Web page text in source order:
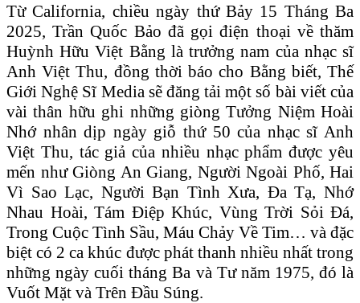
Từ California, chiều ngày thứ Bảy 15 Tháng Ba
2025, Trần Quốc Bảo đã gọi điện thoại về thăm
Huỳnh Hữu Việt Bằng là trưởng nam của nhạc sĩ
Anh Việt Thu, đồng thời báo cho Bằng biết, Thế
Giới Nghệ Sĩ Media sẽ đăng tải một số bài viết của
vài thân hữu ghi những giòng Tưởng Niệm Hoài
Nhớ nhân dịp ngày giỗ thứ 50 của nhạc sĩ Anh
Việt Thu, tác giả của nhiều nhạc phẩm được yêu
mến như Giòng An Giang, Người Ngoài Phố, Hai
Vì Sao Lạc, Người Bạn Tình Xưa, Đa Tạ, Nhớ
Nhau Hoài, Tám Điệp Khúc, Vùng Trời Sỏi Đá,
Trong Cuộc Tình Sầu, Máu Chảy Về Tim… và đặc
biệt có 2 ca khúc được phát thanh nhiều nhất trong
những ngày cuối tháng Ba và Tư năm 1975, đó là
Vuốt Mặt và Trên Đầu Súng.